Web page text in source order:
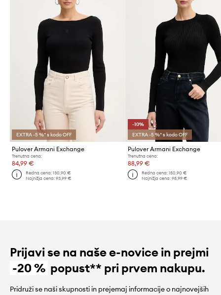
EXTRA -5 %* s kodo OFF
Pulover Armani Exchange
Trenutna cena:
84,99 €
Redna cena:130,90 €
Najnižja cena:93,99 €
-10%
EXTRA -5 %* s kodo OFF
Pulover Armani Exchange
Trenutna cena:
88,99 €
Redna cena: 150,90 €
Najnižja cena: 98,99 €
Prijavi se na naše e-novice in prejmi
-20 % popust** pri prvem nakupu.
Pridruži se naši skupnosti in prejemaj informacije o najnovejših